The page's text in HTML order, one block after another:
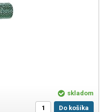
skladom
Do košíka